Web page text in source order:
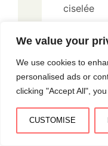
We value your
We use cookies to
personalised ads or
clicking "Accept All",
CUSTOMISE
ciselée
petits pois
menthe
200 g
pois cuits
2 tbsp
fromage